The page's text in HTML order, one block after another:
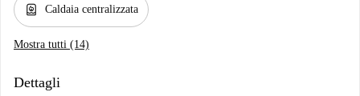
water_heater Caldaia centralizzata
Mostra tutti (14)
Dettagli